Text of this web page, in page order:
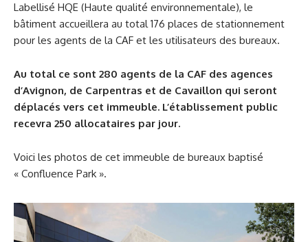
Labellisé HQE (Haute qualité environnementale), le
bâtiment accueillera au total 176 places de stationnement
pour les agents de la CAF et les utilisateurs des bureaux.
Au total ce sont 280 agents de la CAF des agences
d’Avignon, de Carpentras et de Cavaillon qui seront
déplacés vers cet immeuble. L’établissement public
recevra 250 allocataires par jour.
Voici les photos de cet immeuble de bureaux baptisé
« Confluence Park ».